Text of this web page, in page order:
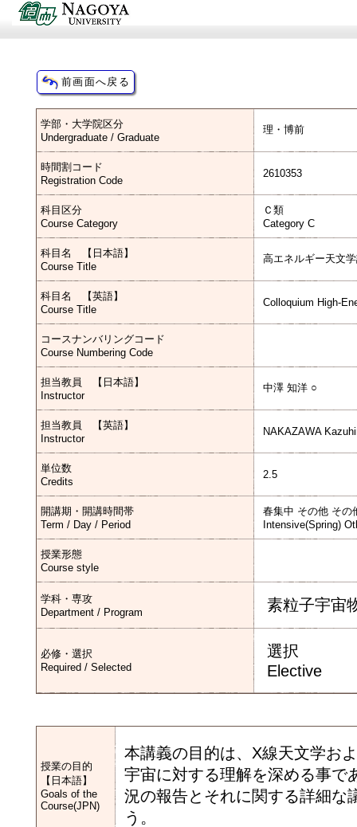
学部・大学院区分
Undergraduate / Graduate
理・博前
時間割コード
Registration Code
2610353
科目区分
Course Category
Ｃ類
Category C
科目名 【日本語】
Course Title
高エネルギー天文
科目名 【英語】
Course Title
Colloquium High-
コースナンバリングコード
Course Numbering Code
担当教員 【日本語】
Instructor
中澤 知洋 ○
担当教員 【英語】
Instructor
NAKAZAWA
単位数
Credits
2.5
開講期・開講時間帯
Term / Day / Period
春集中 その他 その
Intensive(Spring)
授業形態
Course style
学科・専攻
Department / Program
素粒子宇宙
必修・選択
Required / Selected
選択
Elective
授業の目的
【日本語】
Goals of the
Course(JPN)
本講義の目的は、X線天文学お
宇宙に対する理解を深める事で
況の報告とそれに関する詳細な
う。